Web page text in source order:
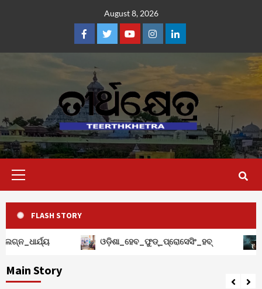
August 8, 2026
Facebook
TwitterYoutubeInstagramLinkedin
Primary
FLASH STORY
ଓଡ଼ିଶା_ହେବ_ଫୁଡ୍‌_ପ୍ରୋସେସିଂ_ହବ୍‌
Main Story